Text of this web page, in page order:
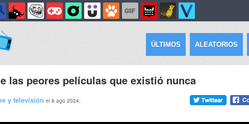
ÚLTIMOS ALEATORIOS
las peores películas que existió nunca
y televisión el 8 ago 2024,